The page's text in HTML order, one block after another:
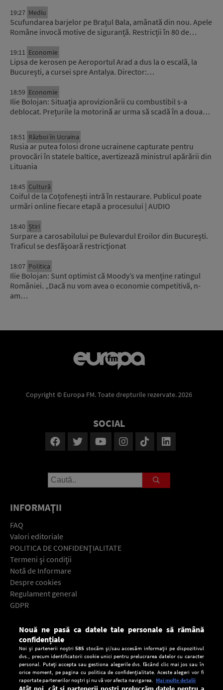
19:27 Mediu
Scufundarea barjelor pe Brațul Bala, amânată din nou. Apele
Române invocă motive de siguranță. Restricții în 80 de…
19:11 Economie
Lipsa de kerosen pe Aeroportul Arad a dus la o escală, la
București, a cursei spre Antalya. Director:…
18:59 Economie
Ilie Bolojan: Situaţia aprovizionării cu combustibil s-a
deblocat. Prețurile la motorină ar urma să scadă în a doua…
18:51 Război în Ucraina
Rusia ar putea folosi drone ucrainene capturate pentru
provocări în statele baltice, avertizează ministrul apărării din
Lituania
18:45 Cultură
Coiful de la Coțofenești intră în restaurare. Publicul poate
urmări online fiecare etapă a procesului | AUDIO
18:40 Știri
Surpare a carosabilului pe Bulevardul Eroilor din București.
Traficul se desfășoară restricționat
18:07 Politica
Ilie Bolojan: Sunt optimist că Moody’s va menține ratingul
României. „Dacă nu vom avea o economie competitivă, n-
am…
Copyright © Europa FM. Toate drepturile rezervate. 2026
SOCIAL
INFORMAŢII
FAQ
Valori editoriale
POLITICA DE CONFIDENŢIALITATE
Termeni şi condiţii
Notă de Informare
Despre cookies
Regulament general
GDPR
Descarcă gratuit aplicaţia Europa FM pentru smartphone:
Nouă ne pasă ca datele tale personale să rămână
confidențiale
Noi și partenerii noștri585 stocăm și/sau accesăm informații pe dispozitivul
dvs., precum identificatorii cookie unici pentru prelucrarea datelor cu caracter
personal. Puteți accepta sau gestiona alegerile dvs. făcând clic mai jos sau în
orice moment, pe pagina cu politica de confidențialitate. Aceste alegeri vor fi
raportate partenerilor noștri și nu vă vor afecta navigarea. Mai multe detalii